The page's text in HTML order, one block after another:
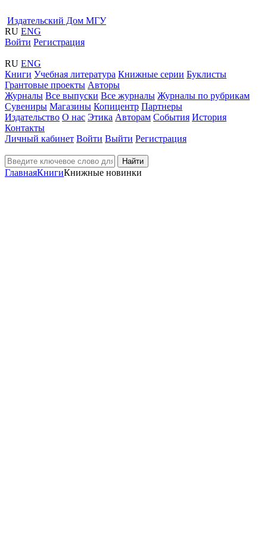
Издательский Дом МГУ
RU ENG
Войти Регистрация
RU ENG
Книги Учебная литература Книжные серии Буклисты
Грантовые проекты Авторы
Журналы Все выпуски Все журналы Журналы по рубрикам
Сувениры Магазины Копицентр Партнеры
Издательство О нас Этика Авторам События История
Контакты
Личный кабинет Войти Выйти Регистрация
Найти
ГлавнаяКнигиКнижные новинки